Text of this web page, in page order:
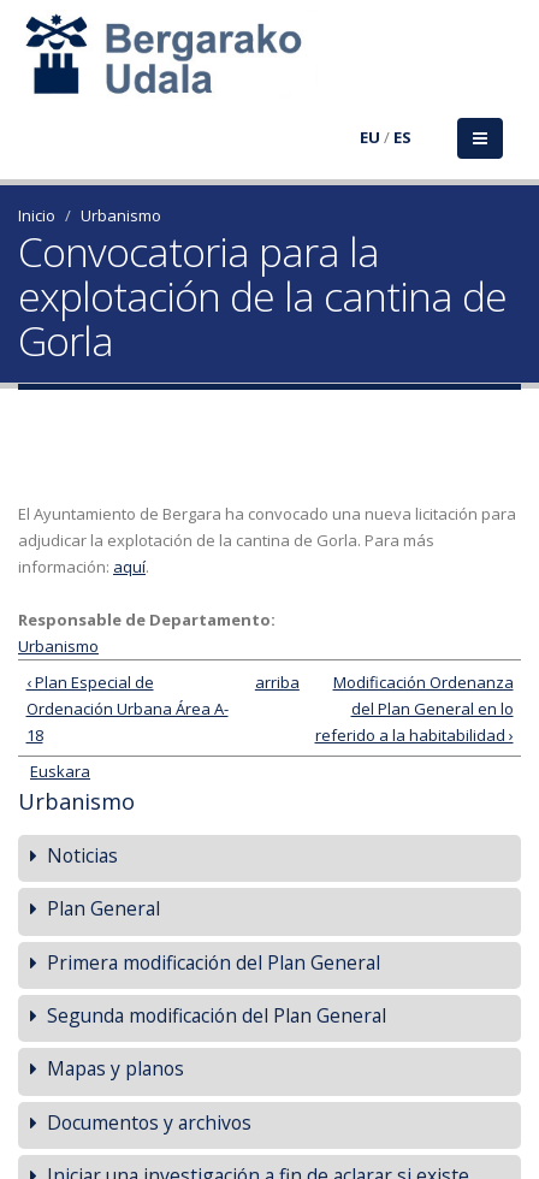
EU / ES
Inicio Urbanismo
Convocatoria para la
explotación de la cantina de
Gorla
El Ayuntamiento de Bergara ha convocado una nueva licitación para
adjudicar la explotación de la cantina de Gorla. Para más
información: aquí.
Responsable de Departamento:
Urbanismo
‹ Plan Especial de
Ordenación Urbana Área A-
18
arriba
Modificación Ordenanza
del Plan General en lo
referido a la habitabilidad ›
Euskara
Urbanismo
Noticias
Plan General
Primera modificación del Plan General
Segunda modificación del Plan General
Mapas y planos
Documentos y archivos